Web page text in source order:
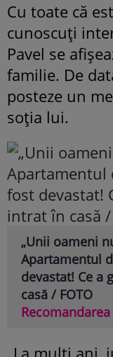
Cu toate că
cunoscuți
Pavel se
familie. De
posteze un
soția lui.
„Unii oameni
Apartamentul
devastat! Ce a
casă / FOTO